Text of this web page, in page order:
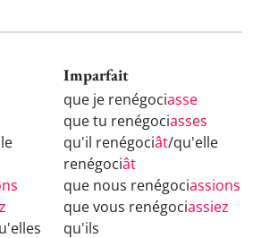
Imparfait
que je renégociasse
que tu renégociasses
qu'il renégociât/qu'elle
renégociât
que nous renégociassions
que vous renégociassiez
qu'ils